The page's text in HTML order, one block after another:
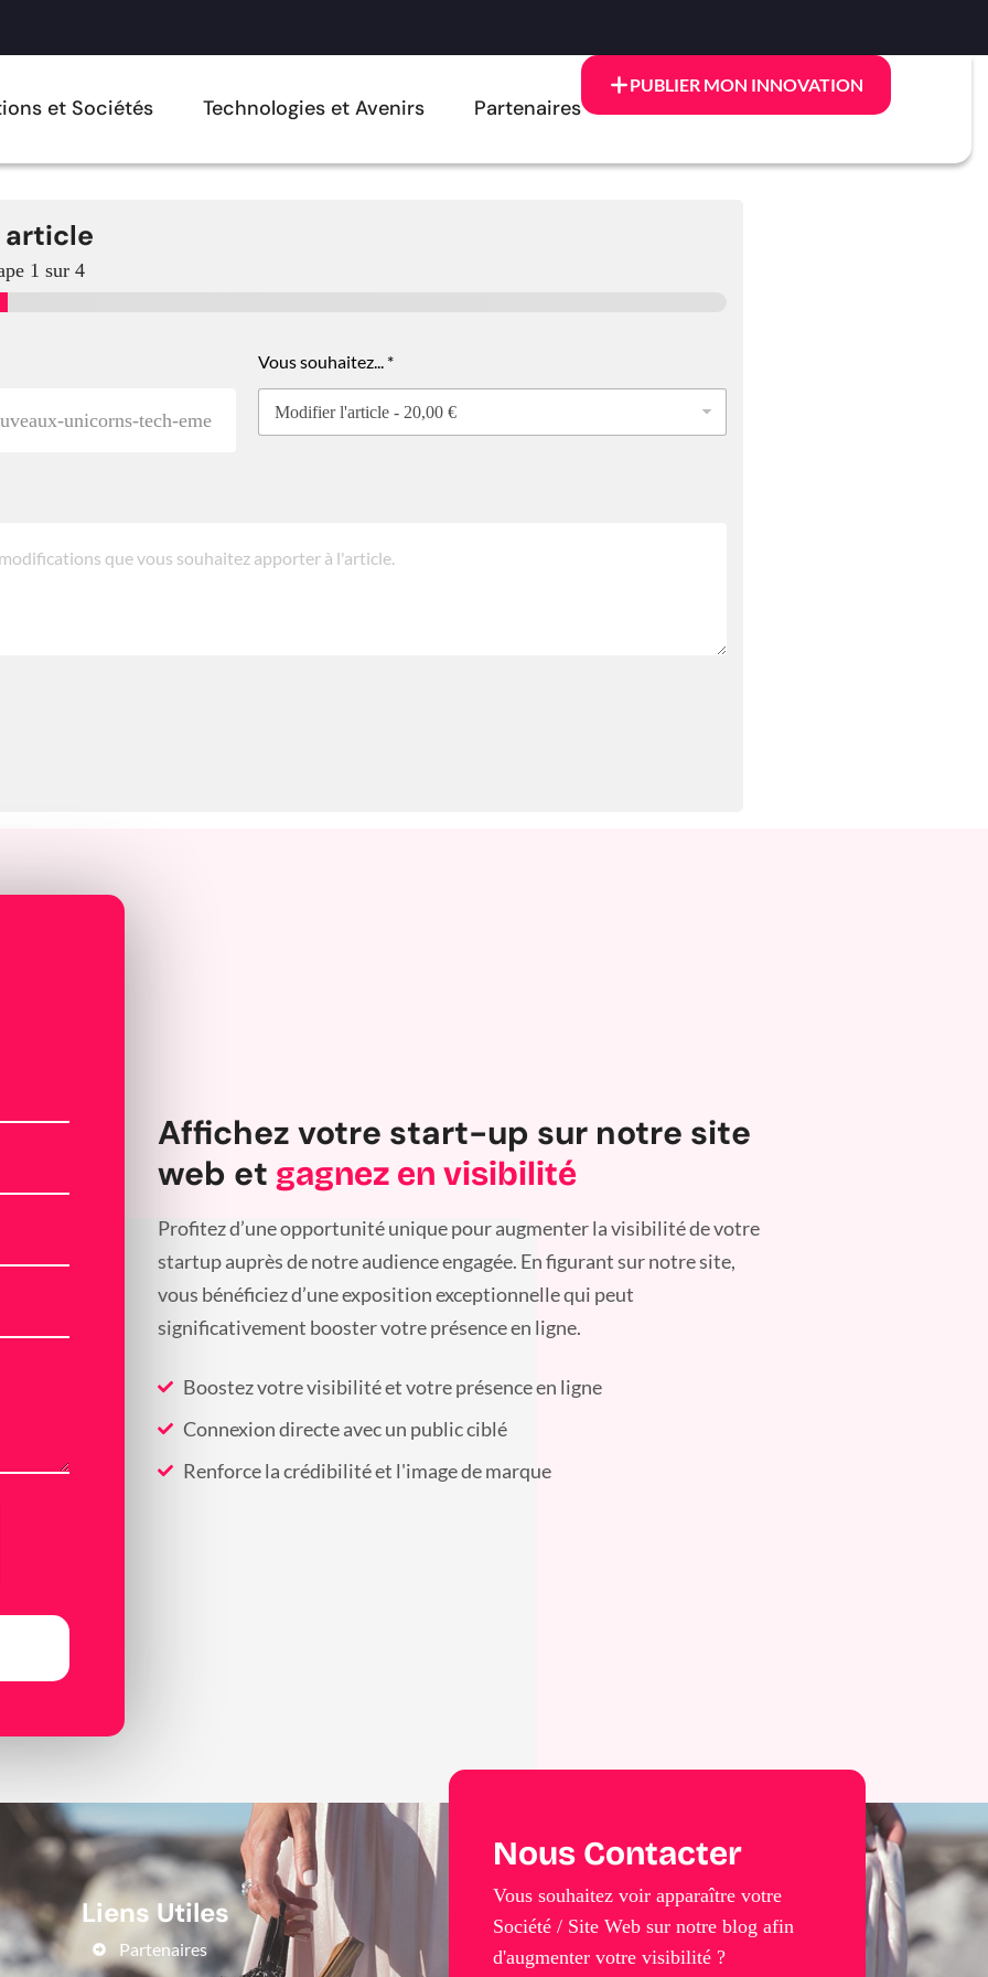
et Sociétés Technologies et Avenirs Partenaires
PUBLIER MON INNOVATION
article
1 sur 4
Vous souhaitez... *
Affichez votre start-up sur notre site
web et gagnez en visibilité
Profitez d’une opportunité unique pour augmenter la visibilité de votre
startup auprès de notre audience engagée. En figurant sur notre site,
vous bénéficiez d’une exposition exceptionnelle qui peut
significativement booster votre présence en ligne.
Boostez votre visibilité et votre présence en ligne
Connexion directe avec un public ciblé
Renforce la crédibilité et l'image de marque
Liens Utiles
Partenaires
Nous Contacter
Vous souhaitez voir apparaître votre
Société / Site Web sur notre blog afin
d'augmenter votre visibilité ?